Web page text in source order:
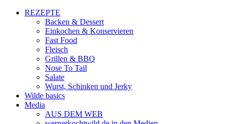
REZEPTE
Backen & Dessert
Einkochen & Konservieren
Fast Food
Fleisch
Grillen & BBQ
Nose To Tail
Salate
Wurst, Schinken und Jerky
Wilde basics
Media
AUS DEM WEB